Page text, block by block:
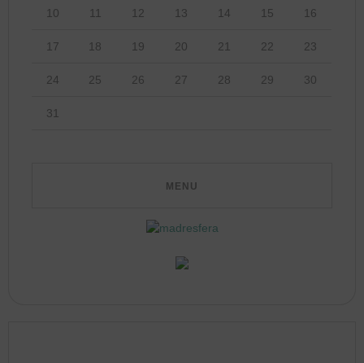
10 11 12 13 14 15 16
17 18 19 20 21 22 23
24 25 26 27 28 29 30
31